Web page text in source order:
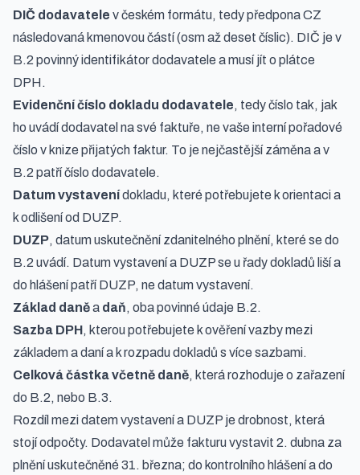
DIČ dodavatele v českém formátu, tedy předpona CZ
následovaná kmenovou částí (osm až deset číslic). DIČ je v
B.2 povinný identifikátor dodavatele a musí jít o plátce
DPH.
Evidenční číslo dokladu dodavatele, tedy číslo tak, jak
ho uvádí dodavatel na své faktuře, ne vaše interní pořadové
číslo v knize přijatých faktur. To je nejčastější záměna a v
B.2 patří číslo dodavatele.
Datum vystavenídokladu, které potřebujete k orientaci a
k odlišení od DUZP.
DUZP, datum uskutečnění zdanitelného plnění, které se do
B.2 uvádí. Datum vystavení a DUZP se u řady dokladů liší a
do hlášení patří DUZP, ne datum vystavení.
Základ daněa daň, oba povinné údaje B.2.
Sazba DPH, kterou potřebujete k ověření vazby mezi
základem a daní a k rozpadu dokladů s více sazbami.
Celková částka včetně daně, která rozhoduje o zařazení
do B.2, nebo B.3.
Rozdíl mezi datem vystavení a DUZP je drobnost, která
stojí odpočty. Dodavatel může fakturu vystavit 2. dubna za
plnění uskutečněné 31. března; do kontrolního hlášení a do